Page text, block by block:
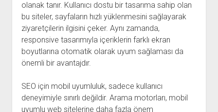
olanak tanır. Kullanıcı dostu bir tasarıma sahip olan
bu siteler, sayfaların hızlı yüklenmesini sağlayarak
ziyaretçilerin ilgisini çeker. Aynı zamanda,
responsive tasarımıyla içeriklerin farklı ekran
boyutlarına otomatik olarak uyum sağlaması da
önemli bir avantajdır.
SEO için mobil uyumluluk, sadece kullanıcı
deneyimiyle sınırlı değildir. Arama motorları, mobil
uyumlu web sitelerine daha fazla önem